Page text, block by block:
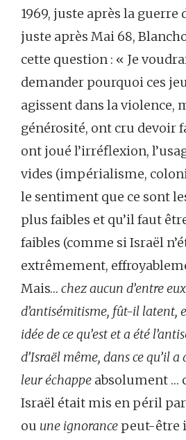
1969, juste après la guerre
juste après Mai 68,
cette question : « Je
demander pourquoi ces
agissent dans la violence,
générosité, ont cru devoir
ont joué l’irréflexion,
vides (impérialisme,
le sentiment que ce sont
plus faibles et qu’il faut
faibles (comme si Israël
extrêmement,
Mais… chez aucun d’entre
d’antisémitisme, fût-il latent,
idée de ce qu’est et a été
d’Israël même, dans ce qu’il
leur échappe absolument …
Israël était mis en péril
ou une ignorance peut-être